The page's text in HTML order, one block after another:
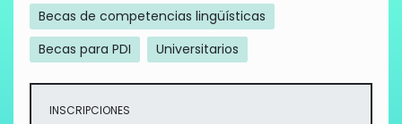
Becas de competencias lingüísticas
Becas para PDI
Universitarios
INSCRIPCIONES